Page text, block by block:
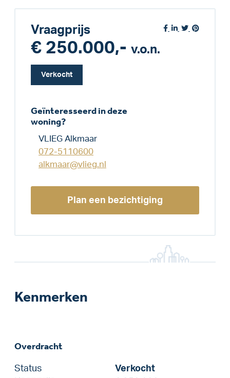
Vraagprijs
€ 250.000,- v.o.n.
Verkocht
Geïnteresseerd in deze
woning?
VLIEG Alkmaar
072-5110600
alkmaar@vlieg.nl
Plan een bezichtiging
Kenmerken
Overdracht
Status
Verkocht